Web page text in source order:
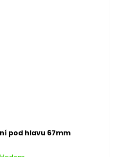
pod hlavu 67mm